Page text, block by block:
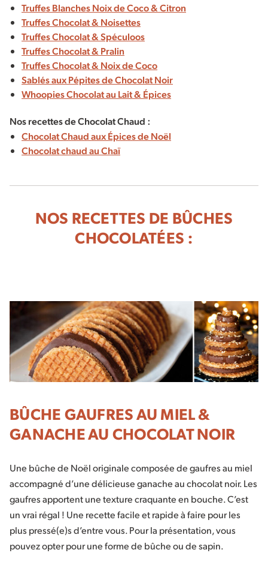
Truffes Blanches Noix de Coco & Citron
Truffes Chocolat & Noisettes
Truffes Chocolat & Spéculoos
Truffes Chocolat & Pralin
Truffes Chocolat & Noix de Coco
Sablés aux Pépites de Chocolat Noir
Whoopies Chocolat au Lait & Épices
Nos recettes de Chocolat Chaud :
Chocolat Chaud aux Épices de Noël
Chocolat chaud au Chaï
NOS RECETTES DE BÛCHES
CHOCOLATÉES :
BÛCHE GAUFRES AU MIEL &
GANACHE AU CHOCOLAT NOIR
Une bûche de Noël originale composée de gaufres au miel
accompagné d’une délicieuse ganache au chocolat noir. Les
gaufres apportent une texture craquante en bouche. C’est
un vrai régal ! Une recette facile et rapide à faire pour les
plus pressé(e)s d’entre vous. Pour la présentation, vous
pouvez opter pour une forme de bûche ou de sapin.